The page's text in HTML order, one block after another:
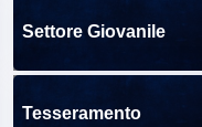
Settore Giovanile
Tesseramento